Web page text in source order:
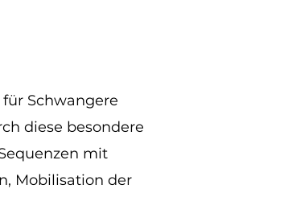
Schwangere
diese besondere
mit
Mobilisation der